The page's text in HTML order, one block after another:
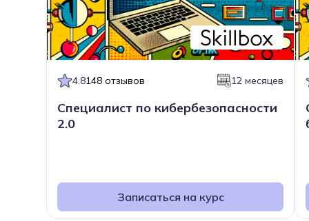
4.8148 отзывов 12 месяцев
Специалист по кибербезопасности
2.0
Записаться на курс